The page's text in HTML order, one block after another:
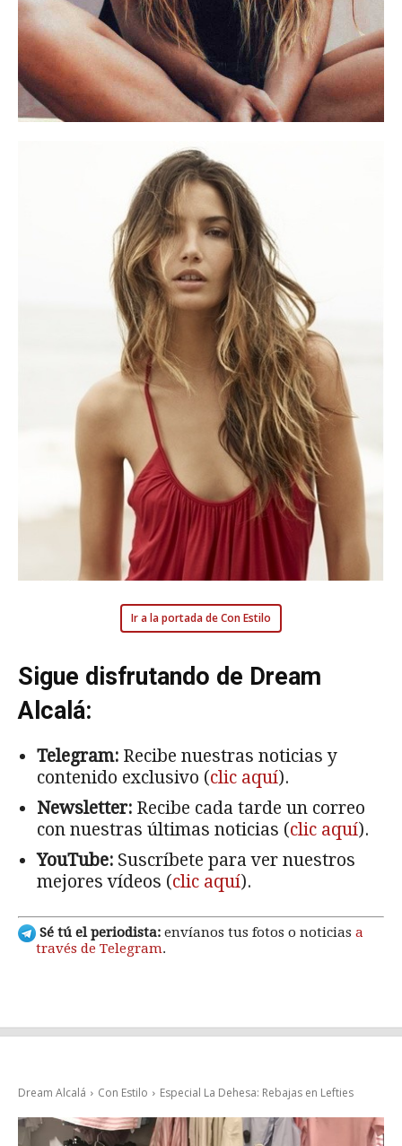
Ir a la portada de Con Estilo
Sigue disfrutando de Dream
Alcalá:
Telegram: Recibe nuestras noticias y
contenido exclusivo (clic aquí).
Newsletter: Recibe cada tarde un correo
con nuestras últimas noticias (clic aquí).
YouTube: Suscríbete para ver nuestros
mejores vídeos (clic aquí).
Sé tú el periodista: envíanos tus fotos o noticias a
través de Telegram.